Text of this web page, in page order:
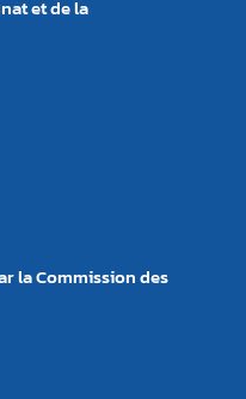
et de la
la Commission des